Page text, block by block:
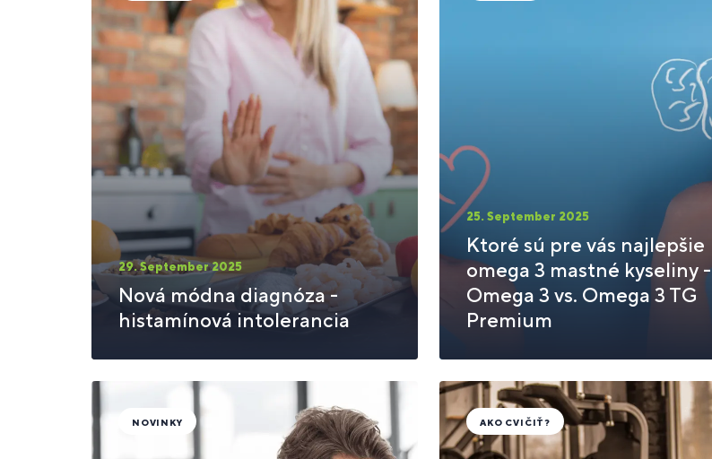
29. September 2025
Nová módna diagnóza -
histamínová intolerancia
25. September 2025
Ktoré sú pre vás najlepšie
omega 3 mastné kyseliny -
Omega 3 vs. Omega 3 TG
Premium
NOVINKY AKO CVIČIŤ?